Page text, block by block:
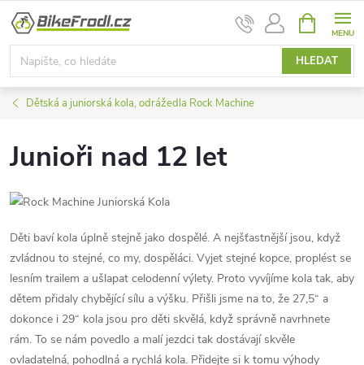
Přejít
obsah
HLEDAT
NÁKUPNÍ
KOŠÍK
Dětská a juniorská kola, odrážedla Rock Machine
Junioři nad 12 let
Děti baví kola úplně stejně jako dospělé. A nejšťastnější jsou, když
zvládnou to stejné, co my, dospěláci. Vyjet stejné kopce, proplést se
lesním trailem a ušlapat celodenní výlety. Proto vyvíjíme kola tak, aby
dětem přidaly chybějící sílu a výšku. Přišli jsme na to, že 27,5“ a
dokonce i 29“ kola jsou pro děti skvělá, když správně navrhnete
rám. To se nám povedlo a malí jezdci tak dostávají skvěle
ovladatelná, pohodlná a rychlá kola. Přidejte si k tomu výhody